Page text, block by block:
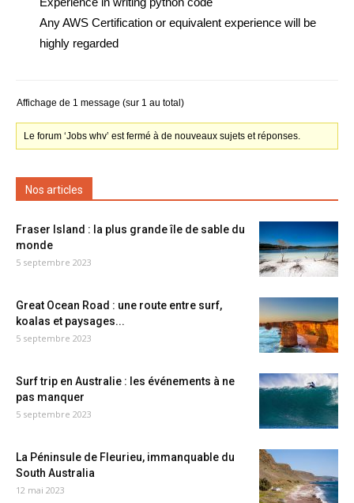
Any AWS Certification or equivalent experience will be
highly regarded
Affichage de 1 message (sur 1 au total)
Le forum ‘Jobs whv’ est fermé à de nouveaux sujets et réponses.
Nos articles
Fraser Island : la plus grande île de sable du
monde
5 septembre 2023
Great Ocean Road : une route entre surf,
koalas et paysages...
5 septembre 2023
Surf trip en Australie : les événements à ne
pas manquer
5 septembre 2023
La Péninsule de Fleurieu, immanquable du
South Australia
12 mai 2023